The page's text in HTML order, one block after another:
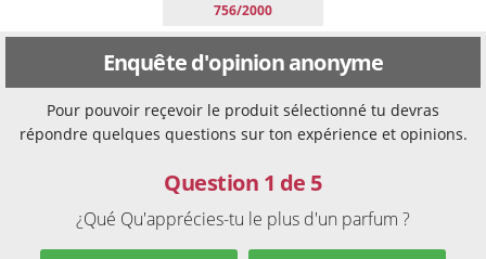
756/2000
Enquête d'opinion anonyme
Pour pouvoir reçevoir le produit sélectionné tu devras
répondre quelques questions sur ton expérience et opinions.
Question 1 de 5
¿Qué Qu'apprécies-tu le plus d'un parfum ?